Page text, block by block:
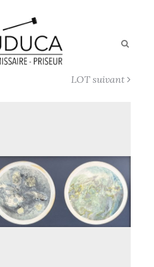
LOT suivant